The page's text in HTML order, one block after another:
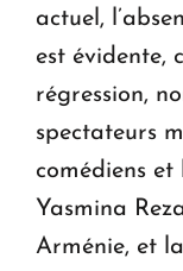
actuel,
est évidente,
régression,
spectateurs
comédiens et
Yasmina
Arménie, et